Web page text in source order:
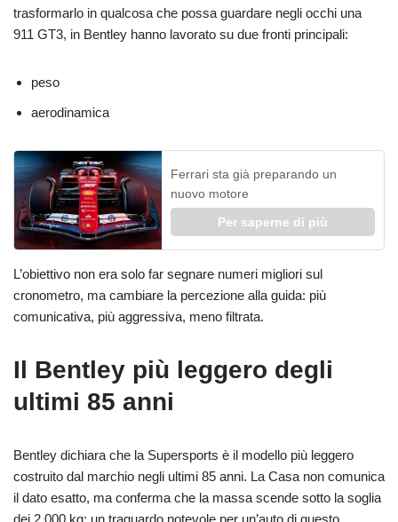
trasformarlo in qualcosa che possa guardare negli occhi una
911 GT3, in Bentley hanno lavorato su due fronti principali:
peso
aerodinamica
Ferrari sta già preparando un
nuovo motore
Per saperne di più
L’obiettivo non era solo far segnare numeri migliori sul
cronometro, ma cambiare la percezione alla guida: più
comunicativa, più aggressiva, meno filtrata.
Il Bentley più leggero degli
ultimi 85 anni
Bentley dichiara che la Supersports è il modello più leggero
costruito dal marchio negli ultimi 85 anni. La Casa non comunica
il dato esatto, ma conferma che la massa scende sotto la soglia
dei 2.000 kg: un traguardo notevole per un’auto di questo